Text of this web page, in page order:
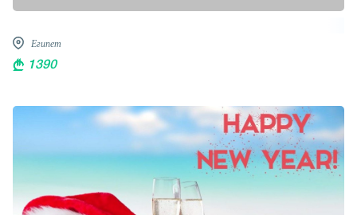
Египет
1390